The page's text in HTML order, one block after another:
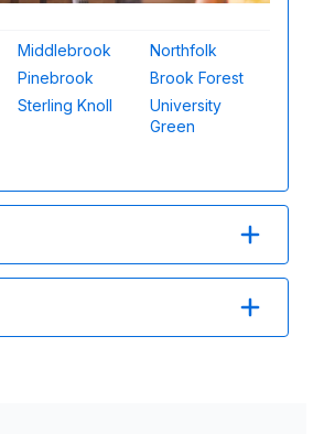
Middlebrook
Northfolk
Pinebrook
Brook Forest
Sterling Knoll
University
Green